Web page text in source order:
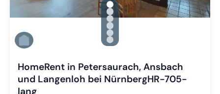
gallery.slide_selector
Zu Slide 1 wechseln
Zu Slide 2 wechseln
Zu Slide 3 wechseln
Zu Slide 4 wechseln
Zu Slide 5 wechseln
Zu Slide 6 wechseln
HomeRent in Petersaurach, Ansbach
und Langenloh bei NürnbergHR-705-
lang